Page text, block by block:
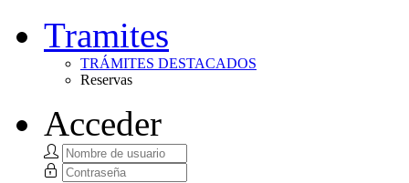
Tramites
TRÁMITES DESTACADOS
Reservas
Acceder